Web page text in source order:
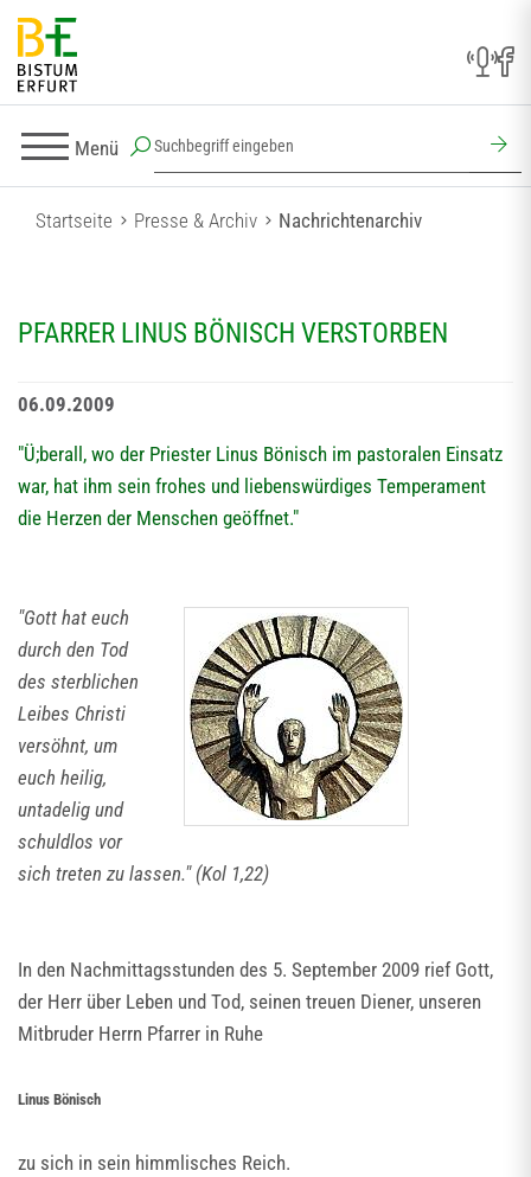
Menü
Startseite Presse & Archiv Nachrichtenarchiv
PFARRER LINUS BÖNISCH VERSTORBEN
06.09.2009
"Ü;berall, wo der Priester Linus Bönisch im pastoralen Einsatz
war, hat ihm sein frohes und liebenswürdiges Temperament
die Herzen der Menschen geöffnet."
"Gott hat euch
durch den Tod
des sterblichen
Leibes Christi
versöhnt, um
euch heilig,
untadelig und
schuldlos vor
sich treten zu lassen." (Kol 1,22)
In den Nachmittagsstunden des 5. September 2009 rief Gott,
der Herr über Leben und Tod, seinen treuen Diener, unseren
Mitbruder Herrn Pfarrer in Ruhe
Linus Bönisch
zu sich in sein himmlisches Reich.